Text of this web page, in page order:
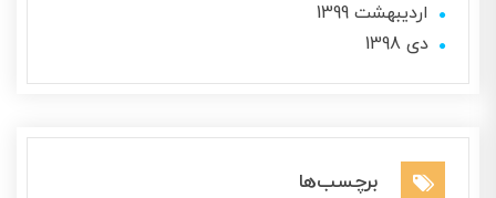
ارديبهشت 1399
دی 1398
برچسب‌ها